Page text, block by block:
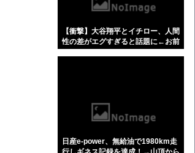
【衝撃】大谷翔平とイチロー、人間
性の差がエグすぎると話題に←お前
日産e-power、無給油で1980km走